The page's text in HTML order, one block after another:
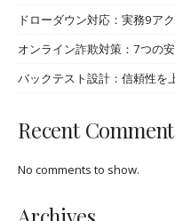
ドローダウン対応：実務9ア
オンライン詐欺対策：7つの
バックテスト設計：信頼性を
Recent
No comments to show.